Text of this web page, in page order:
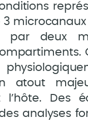
deux
atout
Des
analyses